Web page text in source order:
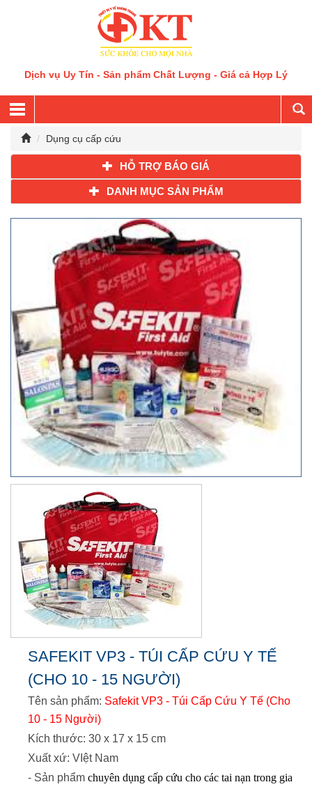
Dịch vụ Uy Tín - Sản phẩm Chất Lượng - Giá cả Hợp Lý
Dụng cụ cấp cứu
HỖ TRỢ BÁO GIÁ
DANH MỤC SẢN PHẨM
SAFEKIT VP3 - TÚI CẤP CỨU Y TẾ
(CHO 10 - 15 NGƯỜI)
Tên sản phẩm: Safekit VP3 - Túi Cấp Cứu Y Tế (Cho
10 - 15 Người)
Kích thước: 30 x 17 x 15 cm
Xuất xứ: VIệt Nam
- Sản phẩm chuyên dụng cấp cứu cho các tai nạn trong gia